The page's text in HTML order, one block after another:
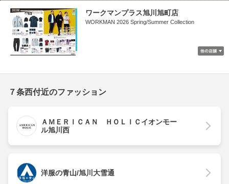
ワークマンプラス旭川旭町店
WORKMAN 2026 Spring/Summer Collection
７条西付近のファッション
ＡＭＥＲＩＣＡＮ ＨＯＬＩＣイオンモー
ル旭川西
洋服の青山/旭川大雪通